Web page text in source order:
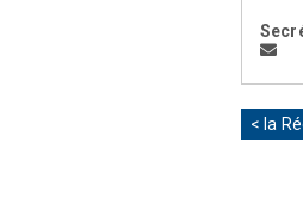
< la